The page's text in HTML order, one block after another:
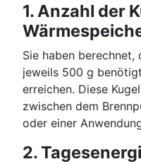
1. Anzahl der
Sie haben
jeweils 500 g
erreichen. Diese
zwischen dem
oder einer
2.